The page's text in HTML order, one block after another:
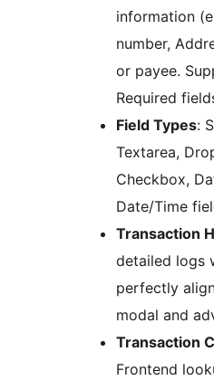
information
number,
or payee.
Required
Field Types:
Textarea,
Checkbox,
Date/Time
Transaction
detailed logs
perfectly
modal and
Transaction
Frontend